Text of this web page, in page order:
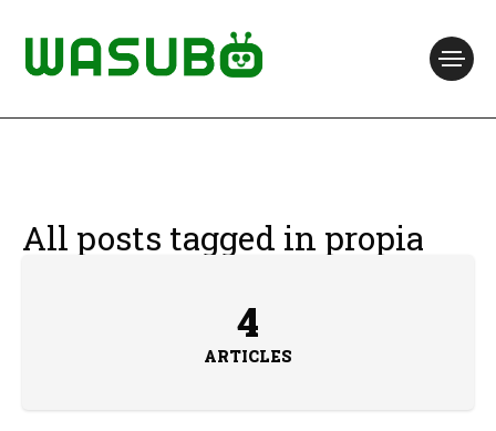
All posts tagged in propia
4
ARTICLES